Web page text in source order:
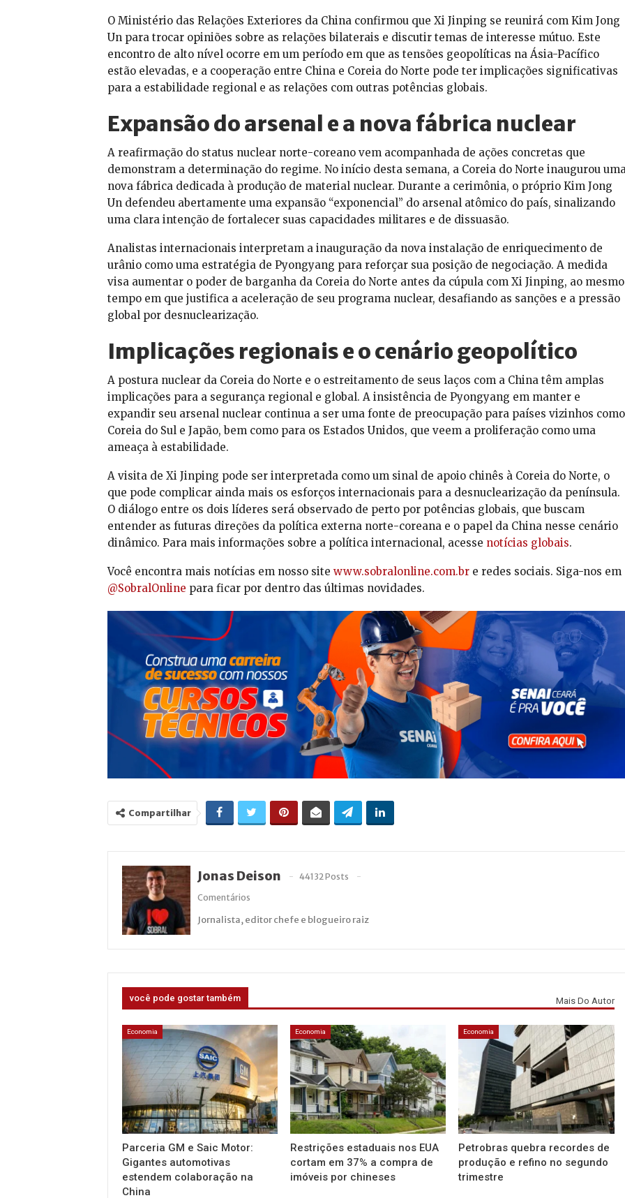
O Ministério das Relações Exteriores da China confirmou que Xi Jinping se reunirá com Kim Jong
Un para trocar opiniões sobre as relações bilaterais e discutir temas de interesse mútuo. Este
encontro de alto nível ocorre em um período em que as tensões geopolíticas na Ásia-Pacífico
estão elevadas, e a cooperação entre China e Coreia do Norte pode ter implicações significativas
para a estabilidade regional e as relações com outras potências globais.
Expansão do arsenal e a nova fábrica nuclear
A reafirmação do status nuclear norte-coreano vem acompanhada de ações concretas que
demonstram a determinação do regime. No início desta semana, a Coreia do Norte inaugurou
nova fábrica dedicada à produção de material nuclear. Durante a cerimônia, o próprio Kim Jong
Un defendeu abertamente uma expansão “exponencial” do arsenal atômico do país, sinalizando
uma clara intenção de fortalecer suas capacidades militares e de dissuasão.
Analistas internacionais interpretam a inauguração da nova instalação de enriquecimento de
urânio como uma estratégia de Pyongyang para reforçar sua posição de negociação. A medida
visa aumentar o poder de barganha da Coreia do Norte antes da cúpula com Xi Jinping, ao mesmo
tempo em que justifica a aceleração de seu programa nuclear, desafiando as sanções e a pressão
global por desnuclearização.
Implicações regionais e o cenário geopolítico
A postura nuclear da Coreia do Norte e o estreitamento de seus laços com a China têm amplas
implicações para a segurança regional e global. A insistência de Pyongyang em manter e
expandir seu arsenal nuclear continua a ser uma fonte de preocupação para países vizinhos como
Coreia do Sul e Japão, bem como para os Estados Unidos, que veem a proliferação como uma
ameaça à estabilidade.
A visita de Xi Jinping pode ser interpretada como um sinal de apoio chinês à Coreia do Norte, o
que pode complicar ainda mais os esforços internacionais para a desnuclearização da península.
O diálogo entre os dois líderes será observado de perto por potências globais, que buscam
entender as futuras direções da política externa norte-coreana e o papel da China nesse cenário
dinâmico. Para mais informações sobre a política internacional, acesse notícias globais.
Você encontra mais notícias em nosso site www.sobralonline.com.bre redes sociais. Siga-nos em
@SobralOnline para ficar por dentro das últimas novidades.
Compartilhar
Jonas Deison
44132 Posts
Comentários
Jornalista, editor chefe e blogueiro raiz
você pode gostar também Mais Do Autor
Economia
Parceria GM e Saic Motor:
Gigantes automotivas
estendem colaboração na
China
Economia
Restrições estaduais nos EUA
cortam em 37% a compra de
imóveis por chineses
Economia
Petrobras quebra recordes de
produção e refino no segundo
trimestre